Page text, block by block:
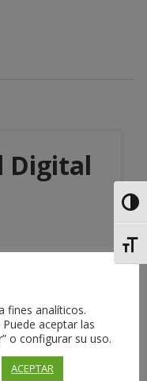
Digital
fines analíticos.
aceptar las
o configurar su uso.
ACEPTAR